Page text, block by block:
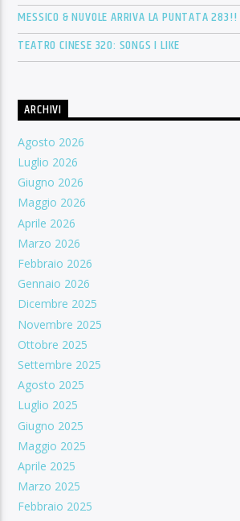
MESSICO & NUVOLE ARRIVA LA PUNTATA 283!!
TEATRO CINESE 320: SONGS I LIKE
ARCHIVI
Agosto 2026
Luglio 2026
Giugno 2026
Maggio 2026
Aprile 2026
Marzo 2026
Febbraio 2026
Gennaio 2026
Dicembre 2025
Novembre 2025
Ottobre 2025
Settembre 2025
Agosto 2025
Luglio 2025
Giugno 2025
Maggio 2025
Aprile 2025
Marzo 2025
Febbraio 2025